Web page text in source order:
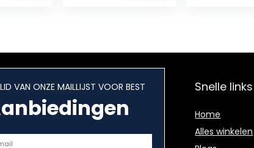
VAN ONZE MAILLIJST VOOR BEST Snelle links
Home
Alles winkelen